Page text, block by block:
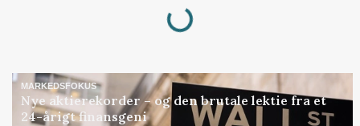
Loading...
MARKEDSFOKUS
Nye aktierekorder – og den brutale lektie fra et
24-årigt finansgeni